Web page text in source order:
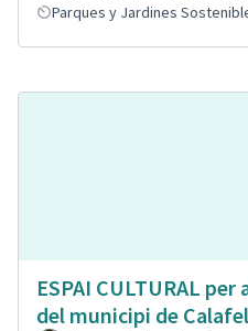
Parques y Jardines
ESPAI CULTURAL
del municipi de